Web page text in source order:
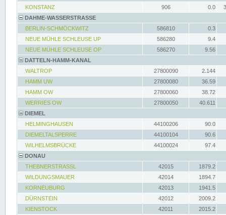
KONSTANZ
906 0.0
DAHME-WASSERSTRASSE
BERLIN-SCHMÖCKWITZ
586810
0.3
NEUE MÜHLE SCHLEUSE UP
586280
9.4
NEUE MÜHLE SCHLEUSE OP
586270
9.56
DATTELN-HAMM-KANAL
WALTROP
27800090
2.144
HAMM UW
27800080
36.59
HAMM OW
27800060
38.72
WERRIES OW
27800050
40.611
DIEMEL
HELMINGHAUSEN
44100206
90.0
DIEMELTALSPERRE
44100104
90.6
WILHELMSBRÜCKE
44100024
97.4
DONAU
THEBNERSTRASSL
42015
1879.2
WILDUNGSMAUER
42014
1894.7
KORNEUBURG
42013
1941.5
DÜRNSTEIN
42012
2009.2
KIENSTOCK
42011
2015.2